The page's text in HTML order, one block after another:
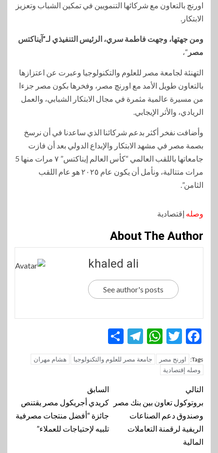
اورنچ بالتعاون مع شركائها التنمويين في تمكين الشباب وتعزيز
الابتكار.
ومن جهتها، وجهت فاطمة سري، الرئيس التنفيذي لـ”آيناكتس
مصر “،
التهنئة لجامعة مصر للعلوم والتكنولوجيا وعبرت عن اعتزازها
بالتعاون طويل الأمد مع اورنچ مصر، وفخرها بكون مصر جزءا
من مسيرة عالمية مثمرة في مجال الابتكار الشبابي، والعمل
الريادي، والأثر الإيجابي.
وأضافت نفخر أكثر بدعم شركائنا الذي ساعدنا في أن نرسخ
بصمة مصر في مشهد الابتكار والإبداع الدولي بعد أن فازت
جامعاتها باللقب العالمي “كأس العالم إيناكتس” ٧ مرات منها 5
مرات متتالية، ونأمل أن يكون عام ٢٠٢٥ هو عام اللقب
الثامن”.
وصله إقتصادية
About The Author
khaled ali
See author's posts
Facebook
Twitter
WhatsApp
Telegram
Tags: اورنج مصر جامعة مصر للعلوم والتكنولوجيا
هشام مهران
وصله إقتصادية
تنقل
المقالة
السابق
كريدي أجريكول مصر يقتنص
جائزة “أفضل منتجات مصرفية
تلبيه لإحتياجات للعملاء”
التالي
بروتوكول تعاون بين بنك مصر
وصندوق دعم الصناعات
الريفية لرقمنة التعاملات
المالية